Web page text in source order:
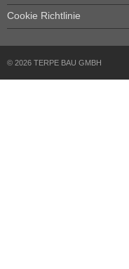
Cookie Richtlinie
© 2026 TERPE BAU GMBH